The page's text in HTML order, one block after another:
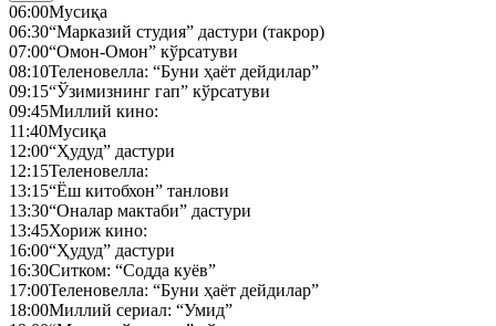
06:00Мусиқа
06:30“Марказий студия” дастури (такрор)
07:00“Омон-Омон” кўрсатуви
08:10Теленовелла: “Буни ҳаёт дейдилар”
09:15“Ўзимизнинг гап” кўрсатуви
09:45Миллий кино:
11:40Мусиқа
12:00“Ҳудуд” дастури
12:15Теленовелла:
13:15“Ёш китобхон” танлови
13:30“Оналар мактаби” дастури
13:45Хориж кино:
16:00“Ҳудуд” дастури
16:30Ситком: “Содда куёв”
17:00Теленовелла: “Буни ҳаёт дейдилар”
18:00Миллий сериал: “Умид”